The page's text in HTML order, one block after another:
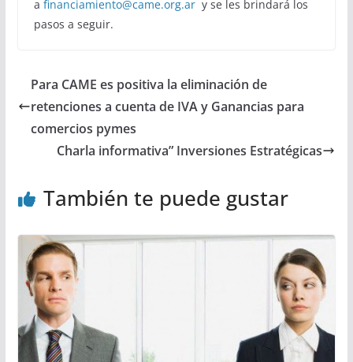
a financiamiento@came.org.ary se les brindará los
pasos a seguir.
Para CAME es positiva la eliminación de
retenciones a cuenta de IVA y Ganancias para
comercios pymes
Charla informativa” Inversiones Estratégicas
También te puede gustar